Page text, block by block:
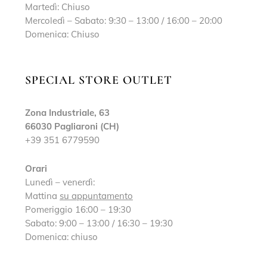
Martedì: Chiuso
Mercoledì – Sabato: 9:30 – 13:00 / 16:00 – 20:00
Domenica: Chiuso
SPECIAL STORE OUTLET
Zona Industriale, 63
66030 Pagliaroni (CH)
+39 351 6779590
Orari
Lunedì – venerdì:
Mattina su appuntamento
Pomeriggio 16:00 – 19:30
Sabato: 9:00 – 13:00 / 16:30 – 19:30
Domenica: chiuso